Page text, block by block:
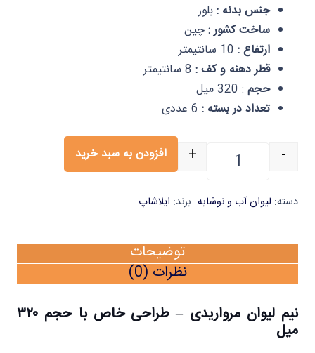
جنس بدنه :بلور
ساخت کشور :چین
ارتفاع :
قطر دهنه و کف :
حجم : 320 میل
تعداد در بسته :
نیم لیوان مرواریدی 320 میل شش عددی ایلا عدد -
+ افزودن به سبد خرید
دسته: لیوان آب و نوشابه برند: ایلاشاپ
توضیحات
نظرات (0)
نیم لیوان مرواریدی – طراحی خاص با حجم ۳۲۰
میل